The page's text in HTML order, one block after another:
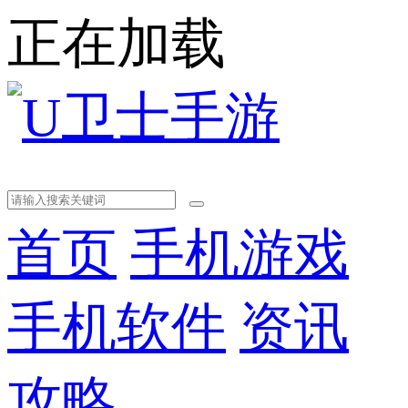
正在加载
首页 手机游戏
手机软件 资讯